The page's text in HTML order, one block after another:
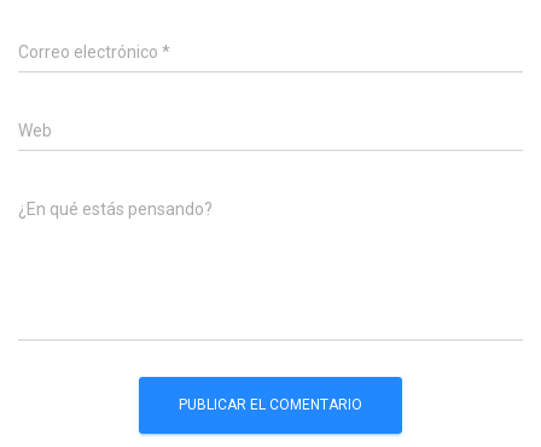
Correo electrónico *
Web
¿En qué estás pensando?